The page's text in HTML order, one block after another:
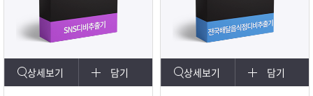
상세보기 담기 상세보기 담기